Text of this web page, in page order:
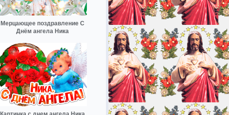
Мерцающее поздравление С
Днём ангела Ника